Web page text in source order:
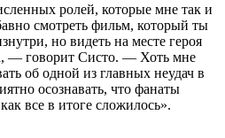
ролей, которые мне так и
смотреть фильм, который ты
но видеть на месте героя
— говорит Систо. — Хоть мне
об одной из главных неудач в
осознавать, что фанаты
все в итоге сложилось».